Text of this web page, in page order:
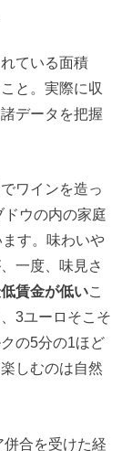
ている面積
と。実際に収
データを把握
ワインを造っ
ウの内の家庭
す。味わいや
一度、味見さ
賃金が低いこ
3ユーロそこそ
の5分の1ほど
しむのは自然
合を受けた経